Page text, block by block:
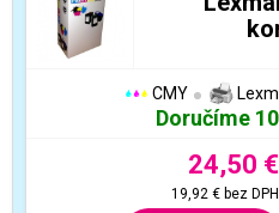
CMY
Doručíme
24,50 €
19,92 €bez DPH